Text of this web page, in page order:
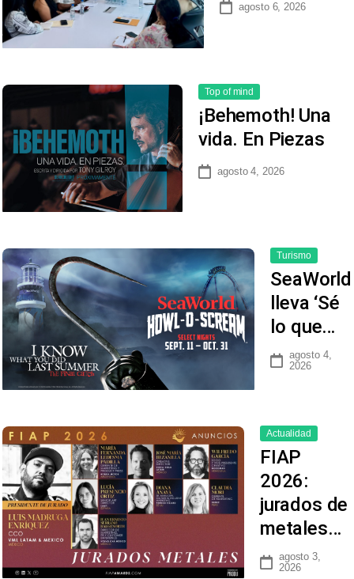
agosto 6, 2026
Top of mind
¡Behemoth! Una
vida. En Piezas
agosto 4, 2026
Turismo
SeaWorld
lleva ‘Sé
lo que…
agosto 4,
2026
Actualidad
FIAP
2026:
jurados de
metales…
agosto 3,
2026